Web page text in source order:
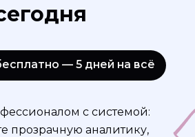
— 5 дней на всё
с системой:
прозрачную аналитику,